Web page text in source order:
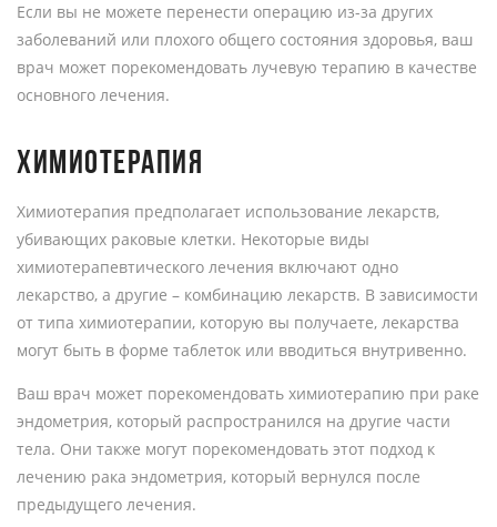
Если вы не можете перенести операцию из-за других
заболеваний или плохого общего состояния здоровья, ваш
врач может порекомендовать лучевую терапию в качестве
основного лечения.
ХИМИОТЕРАПИЯ
Химиотерапия предполагает использование лекарств,
убивающих раковые клетки. Некоторые виды
химиотерапевтического лечения включают одно
лекарство, а другие – комбинацию лекарств. В зависимости
от типа химиотерапии, которую вы получаете, лекарства
могут быть в форме таблеток или вводиться внутривенно.
Ваш врач может порекомендовать химиотерапию при раке
эндометрия, который распространился на другие части
тела. Они также могут порекомендовать этот подход к
лечению рака эндометрия, который вернулся после
предыдущего лечения.